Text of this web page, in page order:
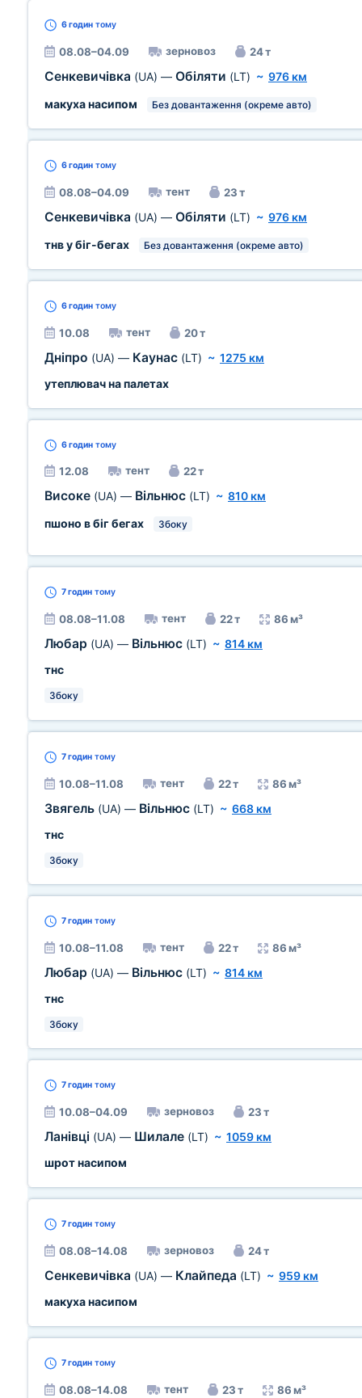
6 годин тому
08.08–04.09 зерновоз 24 т
Сенкевичівка (UA) — Обіляти (LT) ~ 976 км
макуха насипом
Без довантаження (окреме авто)
6 годин тому
08.08–04.09 тент 23 т
Сенкевичівка (UA) — Обіляти (LT) ~ 976 км
тнв у біг-бегах
Без довантаження (окреме авто)
6 годин тому
10.08 тент 20 т
Дніпро (UA) — Каунас (LT) ~ 1275 км
утеплювач на палетах
6 годин тому
12.08 тент 22 т
Високе (UA) — Вільнюс (LT) ~ 810 км
пшоно в біг бегах
Збоку
7 годин тому
08.08–11.08 тент 22 т 86 м³
Любар (UA) — Вільнюс (LT) ~ 814 км
тнс
Збоку
7 годин тому
10.08–11.08 тент 22 т 86 м³
Звягель (UA) — Вільнюс (LT) ~ 668 км
тнс
Збоку
7 годин тому
10.08–11.08 тент 22 т 86 м³
Любар (UA) — Вільнюс (LT) ~ 814 км
тнс
Збоку
7 годин тому
10.08–04.09 зерновоз 23 т
Ланівці (UA) — Шилале (LT) ~ 1059 км
шрот насипом
7 годин тому
08.08–14.08 зерновоз 24 т
Сенкевичівка (UA) — Клайпеда (LT) ~ 959 км
макуха насипом
7 годин тому
08.08–14.08 тент 23 т 86 м³